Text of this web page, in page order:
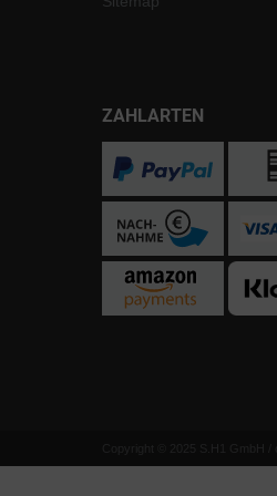
ZAHLARTEN
Copyright © 2025 S.H1 GmbH /